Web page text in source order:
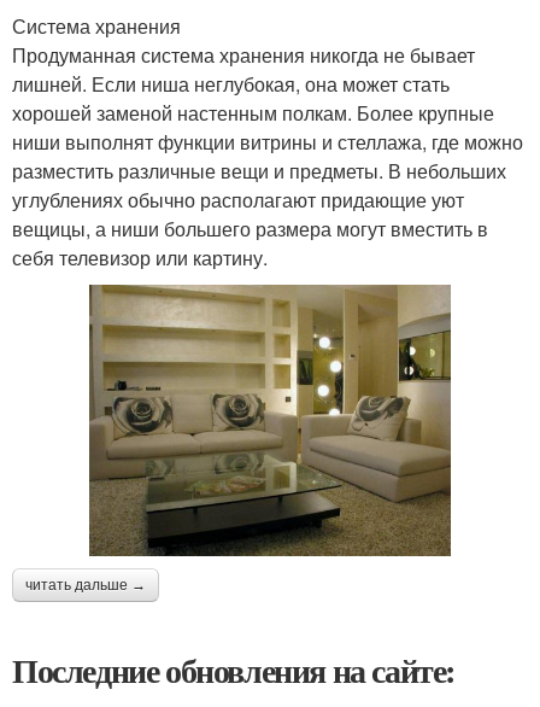
Система хранения
Продуманная система хранения никогда не бывает
лишней. Если ниша неглубокая, она может стать
хорошей заменой настенным полкам. Более крупные
ниши выполнят функции витрины и стеллажа, где можно
разместить различные вещи и предметы. В небольших
углублениях обычно располагают придающие уют
вещицы, а ниши большего размера могут вместить в
себя телевизор или картину.
читать дальше →
Последние обновления на сайте: